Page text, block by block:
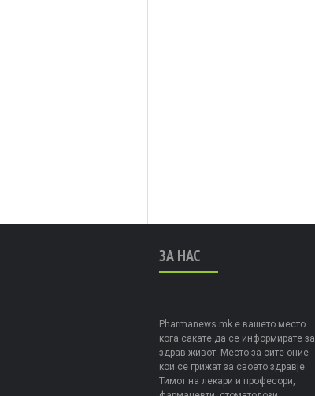
ЗА НАС
Pharmanews.mk е вашето место
кога сакате да се информирате за
здрав живот. Место за сите оние
кои се грижат за своето здравје.
Тимот на лекари и професори,